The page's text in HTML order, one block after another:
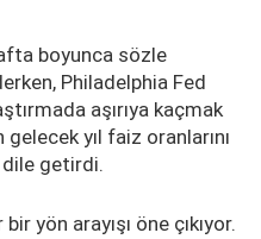
boyunca sözle
Philadelphia Fed
aşırıya kaçmak
yıl faiz oranlarını
dile getirdi.
yön arayışı öne çıkıyor.